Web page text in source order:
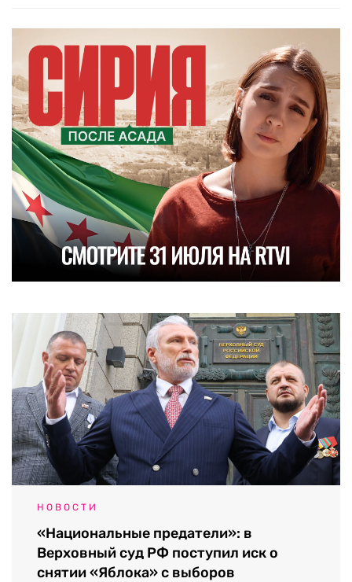
НОВОСТИ
«Национальные предатели»: в
Верховный суд РФ поступил иск о
снятии «Яблока» с выборов